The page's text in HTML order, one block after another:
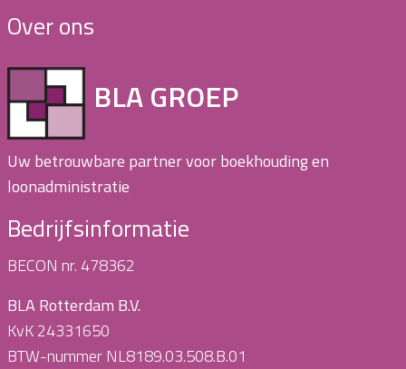
Over ons
BLA GROEP
Uw betrouwbare partner voor boekhouding en
loonadministratie
Bedrijfsinformatie
BECON nr. 478362
BLA Rotterdam B.V.
KvK 24331650
BTW-nummer NL8189.03.508.B.01